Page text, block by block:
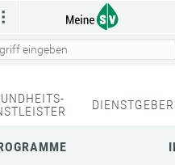
DIENSTGEBER